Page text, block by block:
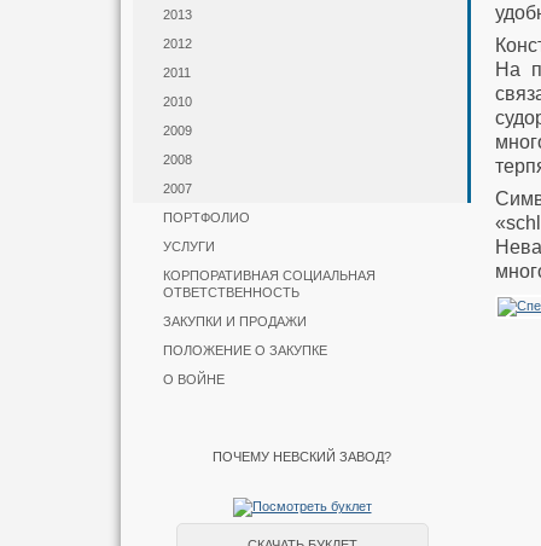
2013
2012
2011
2010
2009
2008
2007
ПОРТФОЛИО
УСЛУГИ
КОРПОРАТИВНАЯ СОЦИАЛЬНАЯ
ОТВЕТСТВЕННОСТЬ
ЗАКУПКИ И ПРОДАЖИ
ПОЛОЖЕНИЕ О ЗАКУПКЕ
О ВОЙНЕ
ПОЧЕМУ НЕВСКИЙ ЗАВОД?
На